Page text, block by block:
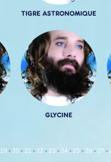
TIGRE ASTRONOMIQUE
GLYCINE
19 - 20 - 21 - 22 - 23 - 24 - 25 - 26 - 27 -